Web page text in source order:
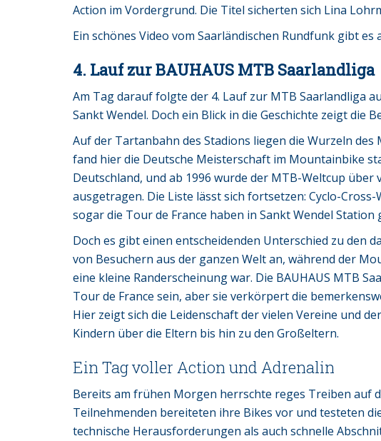
Action im Vordergrund. Die Titel sicherten sich Lina
Ein schönes Video vom Saarländischen Rundfunk gibt es
4. Lauf zur BAUHAUS MTB Saarlandliga
Am Tag darauf folgte der 4. Lauf zur MTB Saarlandliga
Sankt Wendel. Doch ein Blick in die Geschichte zeigt die
Auf der Tartanbahn des Stadions liegen die Wurzeln
fand hier die Deutsche Meisterschaft im Mountainbike
Deutschland, und ab 1996 wurde der MTB-Weltcup über
ausgetragen. Die Liste lässt sich fortsetzen: Cyclo-
sogar die Tour de France haben in Sankt Wendel Station
Doch es gibt einen entscheidenden Unterschied zu den
von Besuchern aus der ganzen Welt an, während der
eine kleine Randerscheinung war. Die BAUHAUS MTB
Tour de France sein, aber sie verkörpert die
Hier zeigt sich die Leidenschaft der vielen Vereine und
Kindern über die Eltern bis hin zu den Großeltern.
Ein Tag voller Action und Adrenalin
Bereits am frühen Morgen herrschte reges Treiben auf
Teilnehmenden bereiteten ihre Bikes vor und testeten
technische Herausforderungen als auch schnelle